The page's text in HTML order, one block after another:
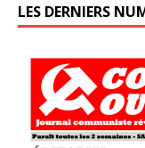
LES DERNIERS